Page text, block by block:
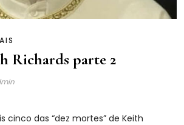
Richards parte 2
cinco das “dez mortes” de Keith